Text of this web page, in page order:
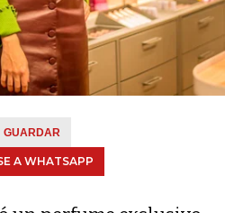
GUARDAR
A WHATSAPP